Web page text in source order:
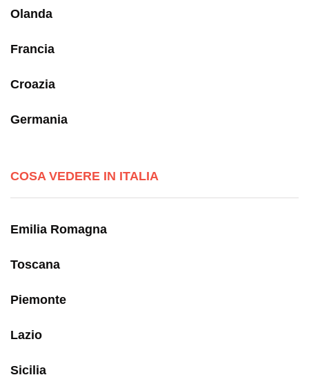
Olanda
Francia
Croazia
Germania
COSA VEDERE IN ITALIA
Emilia Romagna
Toscana
Piemonte
Lazio
Sicilia